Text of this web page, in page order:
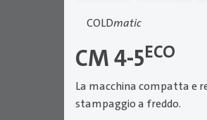
COLDmatic
CM 4-5ECO
La macchina compatta e
stampaggio a freddo.